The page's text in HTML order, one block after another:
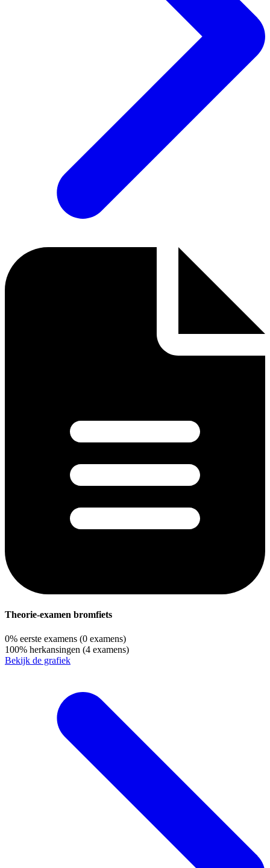
Theorie-examen bromfiets
0% eerste examens (0 examens)
100% herkansingen (4 examens)
Bekijk de grafiek